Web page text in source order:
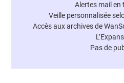
Alertes mail en
Veille personnalisée
Accès aux archives de
Pas de